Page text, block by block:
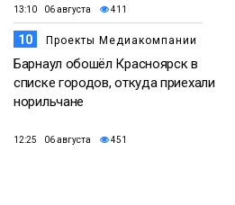
13:10 06 августа 411
10 Проекты Медиакомпании
Барнаул обошёл Красноярск в
списке городов, откуда приехали
норильчане
12:25 06 августа 451